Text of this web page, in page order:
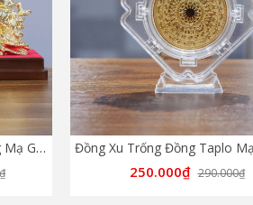
Bát Mã Truy Phong Bằng Đồng Mạ Gold - Biểu Tượng Mã Đáo Thành Công
250.000₫ 290.000₫